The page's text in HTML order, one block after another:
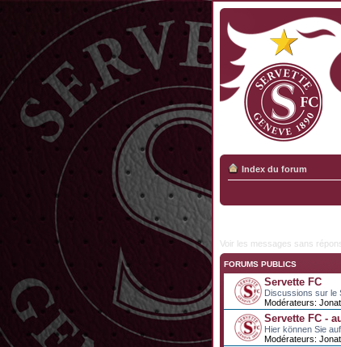
Index du forum
Voir les messages sans
FORUMS PUBLICS
Servette FC
Discussions sur le
Modérateurs:
Servette FC -
Hier können Sie
Modérateurs: